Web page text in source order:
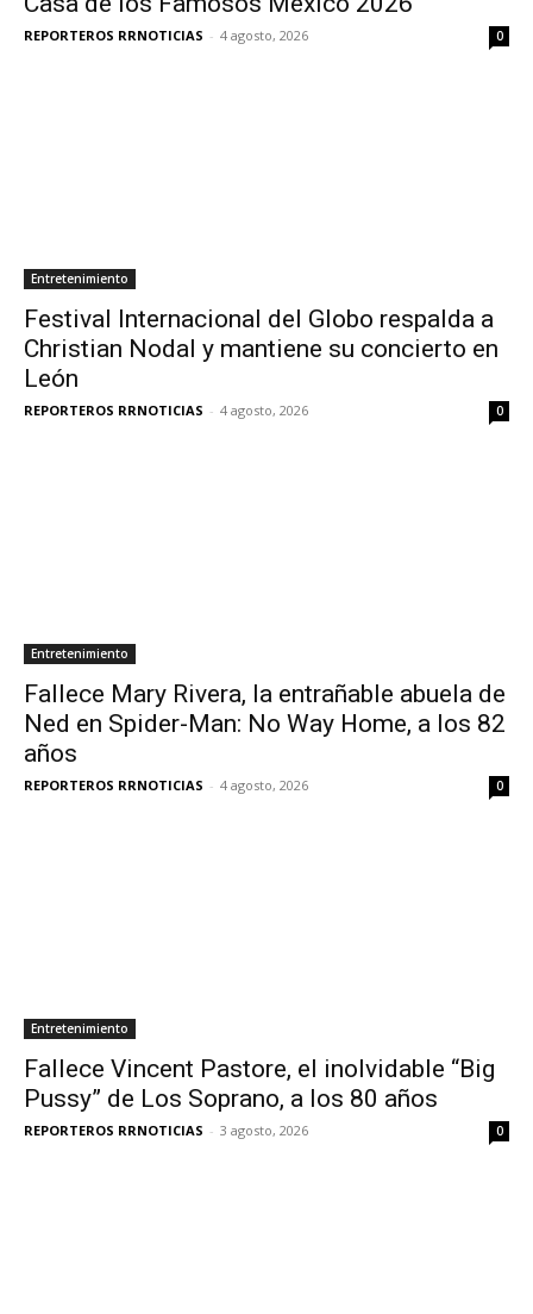
REPORTEROS RRNOTICIAS - 4 agosto, 2026 0
Entretenimiento
Festival Internacional del Globo respalda a
Christian Nodal y mantiene su concierto en
León
REPORTEROS RRNOTICIAS - 4 agosto, 2026 0
Entretenimiento
Fallece Mary Rivera, la entrañable abuela de
Ned en Spider-Man: No Way Home, a los 82
años
REPORTEROS RRNOTICIAS - 4 agosto, 2026 0
Entretenimiento
Fallece Vincent Pastore, el inolvidable “Big
Pussy” de Los Soprano, a los 80 años
REPORTEROS RRNOTICIAS - 3 agosto, 2026 0